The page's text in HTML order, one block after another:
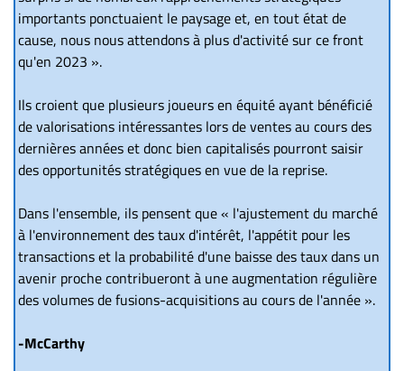
importants ponctuaient le paysage et, en tout état de
cause, nous nous attendons à plus d'activité sur ce front
qu'en 2023 ».
Ils croient que plusieurs joueurs en équité ayant bénéficié
de valorisations intéressantes lors de ventes au cours des
dernières années et donc bien capitalisés pourront saisir
des opportunités stratégiques en vue de la reprise.
Dans l'ensemble, ils pensent que « l'ajustement du marché
à l'environnement des taux d'intérêt, l'appétit pour les
transactions et la probabilité d'une baisse des taux dans un
avenir proche contribueront à une augmentation régulière
des volumes de fusions-acquisitions au cours de l'année ».
-McCarthy